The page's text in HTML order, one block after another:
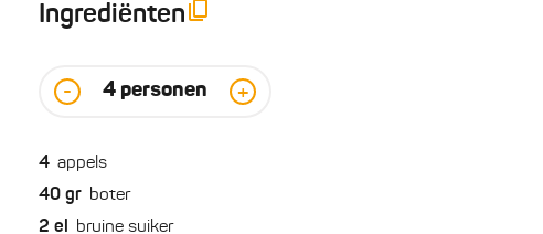
Ingrediënten
- 4 personen +
4 appels
40 gr boter
2 el bruine suiker